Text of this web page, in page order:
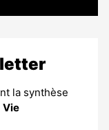
la synthèse
Vie